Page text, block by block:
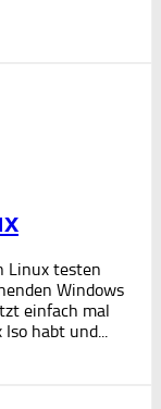
Linux testen
Windows
einfach mal
habt und...